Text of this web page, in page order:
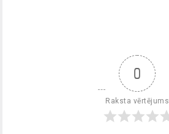
0
Raksta vērtējums